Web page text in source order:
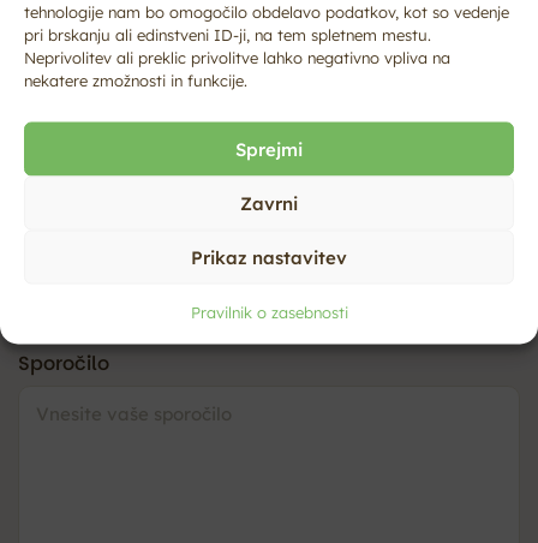
tehnologije nam bo omogočilo obdelavo podatkov, kot so vedenje
pri brskanju ali edinstveni ID-ji, na tem spletnem mestu.
Neprivolitev ali preklic privolitve lahko negativno vpliva na
nekatere zmožnosti in funkcije.
Sprejmi
Zavrni
Prikaz nastavitev
Pravilnik o zasebnosti
Datum*
Sporočilo